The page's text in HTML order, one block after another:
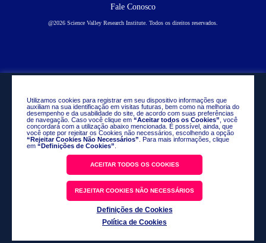
Fale Conosco
@2026 Science Valley Research Institute. Todos os direitos reservados.
Utilizamos cookies para registrar em seu dispositivo informações que
auxiliam na sua identificação em visitas futuras, bem como na melhoria do
desempenho e da usabilidade do site, de acordo com suas preferências
de navegação. Caso você clique em “Aceitar todos os Cookies” , você
concordará com a utilização abaixo mencionada. É possível, ainda, que
você opte por rejeitar os Cookies não necessários, escolhendo a opção
“Rejeitar Cookies Não Necessários” . Para mais informações, clique
em “Definições de Cookies”
ACEITAR TODOS OS COOKIES
REJEITAR COOKIES NÃO NECESSÁRIOS
Definições de Cookies
Política de Cookies